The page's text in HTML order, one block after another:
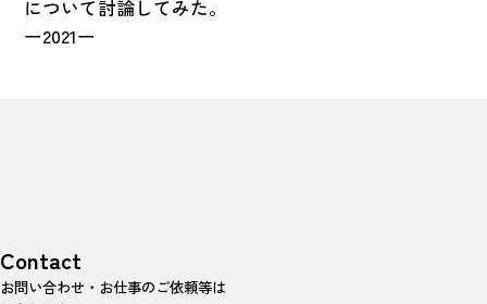
について討論してみた。
ー2021ー
Contact
お問い合わせ・お仕事のご依頼等は